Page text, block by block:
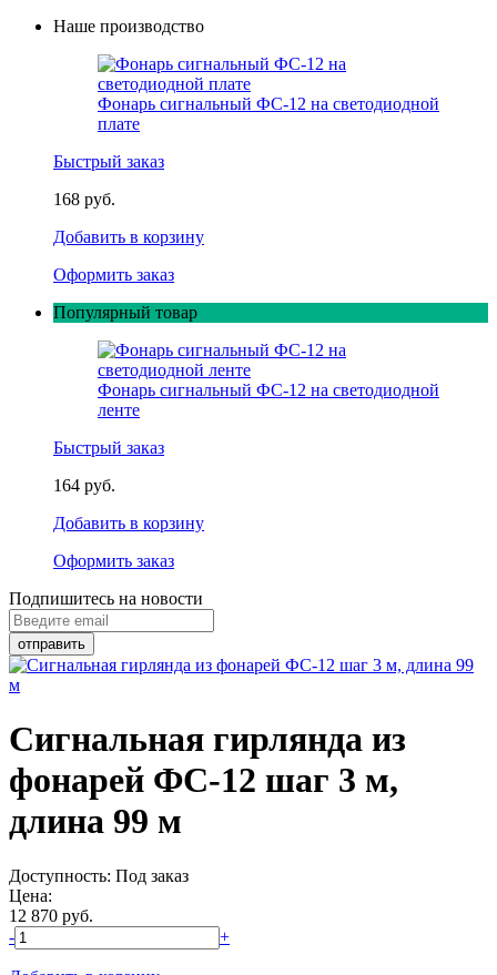
Наше производство
Фонарь сигнальный ФС-12 на светодиодной
плате
Быстрый заказ
168 руб.
Добавить в корзину
Оформить заказ
Популярный товар
Фонарь сигнальный ФС-12 на светодиодной
ленте
Быстрый заказ
164 руб.
Добавить в корзину
Оформить заказ
Подпишитесь на новости
Сигнальная гирлянда из
фонарей ФС-12 шаг 3 м,
длина 99 м
Доступность: Под заказ
Цена:
12 870 руб.
-
+